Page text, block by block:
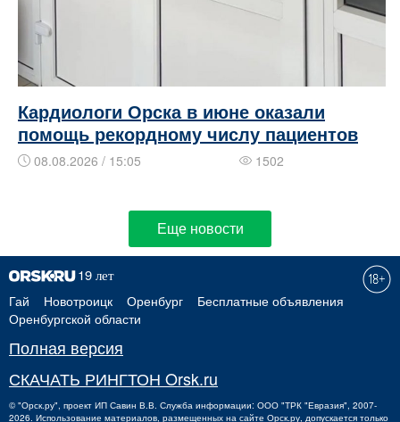
Кардиологи Орска в июне оказали
помощь рекордному числу пациентов
08.08.2026 / 15:05 1502
Еще новости
Гай Новотроицк Оренбург
Бесплатные объявления
Оренбургской области
Полная версия
СКАЧАТЬ РИНГТОН Orsk.ru
©"Орск.ру", проект ИП Савин В.В. Служба информации: ООО "ТРК "Евразия", 2007-
2026. Использование материалов, размещенных на сайте Орск.ру, допускается только